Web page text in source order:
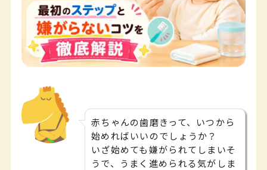
赤ちゃんの歯磨きって、いつから
始めればいいのでしょうか？
いざ始めても嫌がられてしまいそ
うで、うまく進められる気がしま